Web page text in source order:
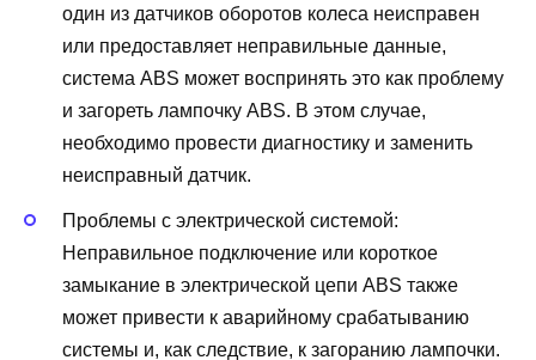
один из датчиков оборотов колеса неисправен
или предоставляет неправильные данные,
система ABS может воспринять это как проблему
и загореть лампочку ABS. В этом случае,
необходимо провести диагностику и заменить
неисправный датчик.
Проблемы с электрической системой:
Неправильное подключение или короткое
замыкание в электрической цепи ABS также
может привести к аварийному срабатыванию
системы и, как следствие, к загоранию лампочки.